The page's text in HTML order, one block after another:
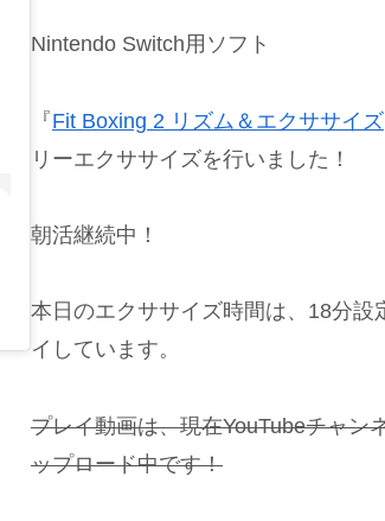
Nintendo Switch用ソフト
『Fit Boxing 2 リズム＆エクササイズ
リーエクササイズを行いました！
朝活継続中！
本日のエクササイズ時間は、18分設
イしています。
プレイ動画は、現在YouTubeチャン
ップロード中です！